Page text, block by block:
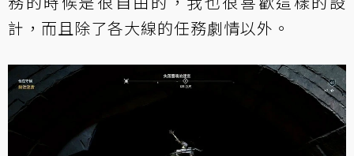
計，而且除了各大線的任務劇情以外。